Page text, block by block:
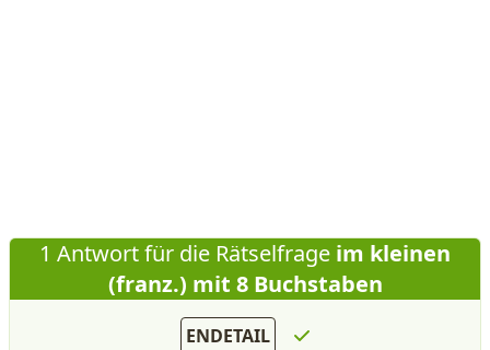
1 Antwort für die Rätselfrage im kleinen
(franz.) mit 8 Buchstaben
ENDETAIL